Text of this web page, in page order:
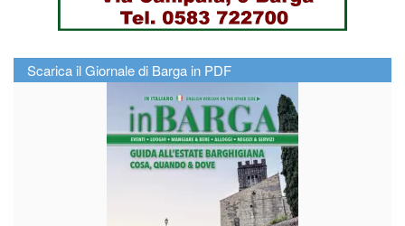
Scarica il Giornale di Barga in PDF